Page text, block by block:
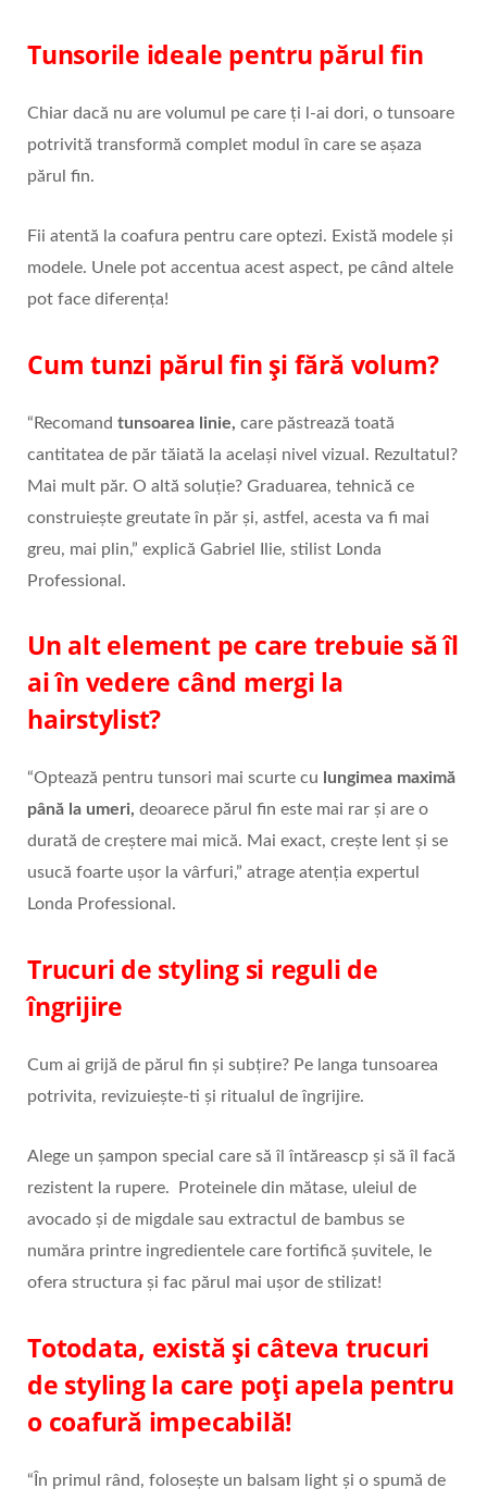
Tunsorile ideale pentru părul fin
Chiar dacă nu are volumul pe care ți l-ai dori, o tunsoare
potrivită transformă complet modul în care se așaza
părul fin.
Fii atentă la coafura pentru care optezi. Există modele și
modele. Unele pot accentua acest aspect, pe când altele
pot face diferența!
Cum tunzi părul fin și fără volum?
“Recomand tunsoarea linie, care păstrează toată
cantitatea de păr tăiată la același nivel vizual. Rezultatul?
Mai mult păr. O altă soluție? Graduarea, tehnică ce
construiește greutate în păr și, astfel, acesta va fi mai
greu, mai plin,” explică Gabriel Ilie, stilist Londa
Professional.
Un alt element pe care trebuie să îl
ai în vedere când mergi la
hairstylist?
“Optează pentru tunsori mai scurte cu
lungimea maximă
până la umeri, deoarece părul fin este mai rar și are o
durată de creștere mai mică. Mai exact, crește lent și se
usucă foarte ușor la vârfuri,” atrage atenția expertul
Londa Professional.
Trucuri de styling si reguli de
îngrijire
Cum ai grijă de părul fin și subțire? Pe langa tunsoarea
potrivita, revizuiește-ti și ritualul de îngrijire.
Alege un șampon special care să îl întăreascp și să îl facă
rezistent la rupere. Proteinele din mătase, uleiul de
avocado și de migdale sau extractul de bambus se
număra printre ingredientele care fortifică șuvitele, le
ofera structura și fac părul mai ușor de stilizat!
Totodata, există și câteva trucuri
de styling la care poți apela pentru
o coafură impecabilă!
“În primul rând, folosește un balsam light și o spumă de